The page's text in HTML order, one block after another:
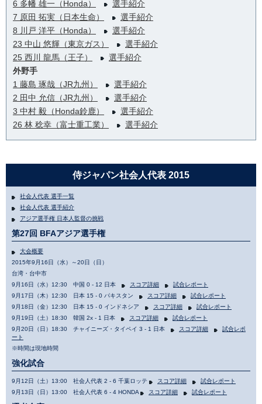
6 多幡 雄一（Honda）
選手紹介
7 原田 拓実（日本生命）
選手紹介
8 川戸 洋平（Honda）
選手紹介
23 中山 悠輝（東京ガス）
選手紹介
25 西川 龍馬（王子）
選手紹介
外野手
1 藤島 琢哉（JR九州）
選手紹介
2 田中 允信（JR九州）
選手紹介
3 中村 毅（Honda鈴鹿）
選手紹介
26 林 稔幸（富士重工業）
選手紹介
侍ジャパン社会人代表 2015
社会人代表 選手一覧
社会人代表 選手紹介
アジア選手権 日本人監督の挑戦
第27回 BFAアジア選手権
大会概要
2015年9月16日（水）～20日（日）
台湾・台中市
9月16日（水）12:30 中国 0 - 12 日本
スコア詳細
試合レポート
9月17日（木）12:30 日本 15 - 0 パキスタン
スコア詳細
試合レポート
9月18日（金）12:30 日本 15 - 0 インドネシア
スコア詳細
試合レポート
9月19日（土）18:30 韓国 2x - 1 日本
スコア詳細
試合レポート
9月20日（日）18:30 チャイニーズ・タイペイ 3 - 1 日本
スコア詳細
試合レポ
ート
※時間は現地時間
強化試合
9月12日（土）13:00 社会人代表 2 - 6 千葉ロッテ スコア詳細
試合レポート
9月13日（日）13:00 社会人代表 6 - 4 HONDA
スコア詳細 試合レポート